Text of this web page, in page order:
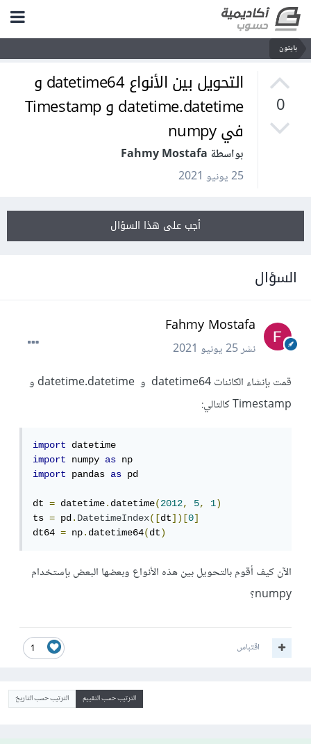
بايثون
0
التحويل بين الأنواع datetime64 و
datetime.datetime و Timestamp
في numpy
بواسطة Fahmy Mostafa
25 يونيو 2021
أجب على هذا السؤال
السؤال
Fahmy Mostafa
نشر25 يونيو 2021
قمت بإنشاء الكائنات datetime64 و datetime.datetime و
Timestamp كالتالي:
import
import
numpy as
import
pandas as pd
dt = datetime.datetime(2012, 5, 1)
ts = pd.DatetimeIndex([dt])[0]
dt64 = np.datetime64(dt)
الآن كيف أقوم بالتحويل بين هذه الأنواع وبعضها البعض بإستخدام
numpy؟
1 اقتباس
الترتيب حسب التقييم الترتيب حسب التاريخ